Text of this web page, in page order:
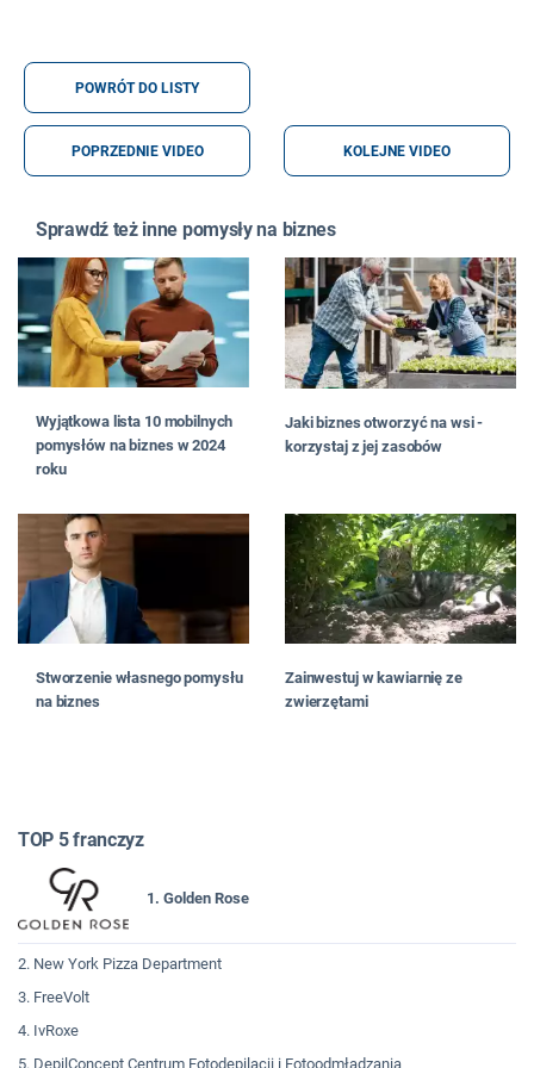
POWRÓT DO LISTY
POPRZEDNIE VIDEO KOLEJNE VIDEO
Sprawdź też inne pomysły na biznes
Wyjątkowa lista 10 mobilnych
pomysłów na biznes w 2024
roku
Jaki biznes otworzyć na wsi -
korzystaj z jej zasobów
Stworzenie własnego pomysłu
na biznes
Zainwestuj w kawiarnię ze
zwierzętami
TOP 5 franczyz
1. Golden Rose
2. New York Pizza Department
3. FreeVolt
4. IvRoxe
5. DepilConcept Centrum Fotodepilacji i Fotoodmładzania